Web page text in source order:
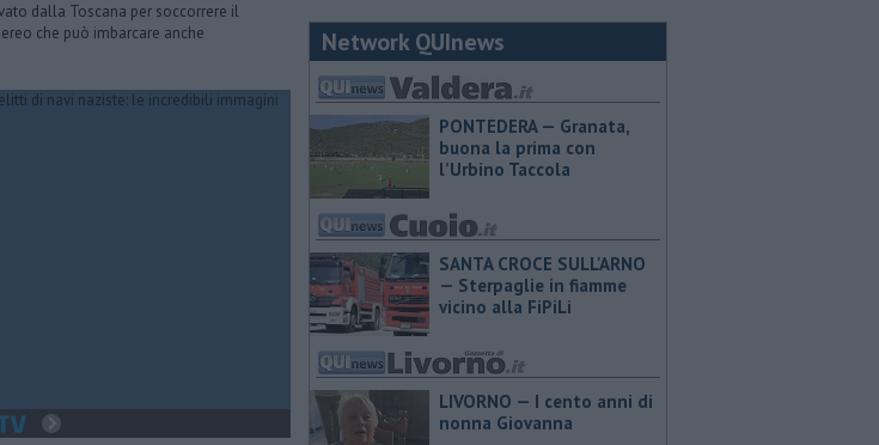
dalla Toscana per soccorrere il
che può imbarcare anche
Network QUInews
PONTEDERA — ​Granata,
buona la prima con
l’Urbino Taccola
SANTA CROCE SULL'ARNO
— Sterpaglie in fiamme
vicino alla FiPiLi
LIVORNO — I cento anni di
nonna Giovanna